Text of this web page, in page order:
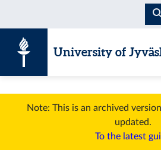
University of
Note: This is an archived
updated.
To the latest